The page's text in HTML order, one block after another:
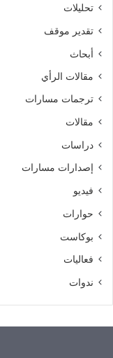
تحليلات
تقدير موقف
أبحاث
مقالات الرأي
ترجمات مسارات
مقالات
دراسات
إصدارات مسارات
فيديو
حوارات
بوكاست
فعاليات
ندوات